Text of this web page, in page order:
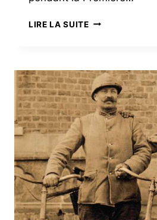
LIRE LA SUITELOUIS
PHOTOGRAPHE